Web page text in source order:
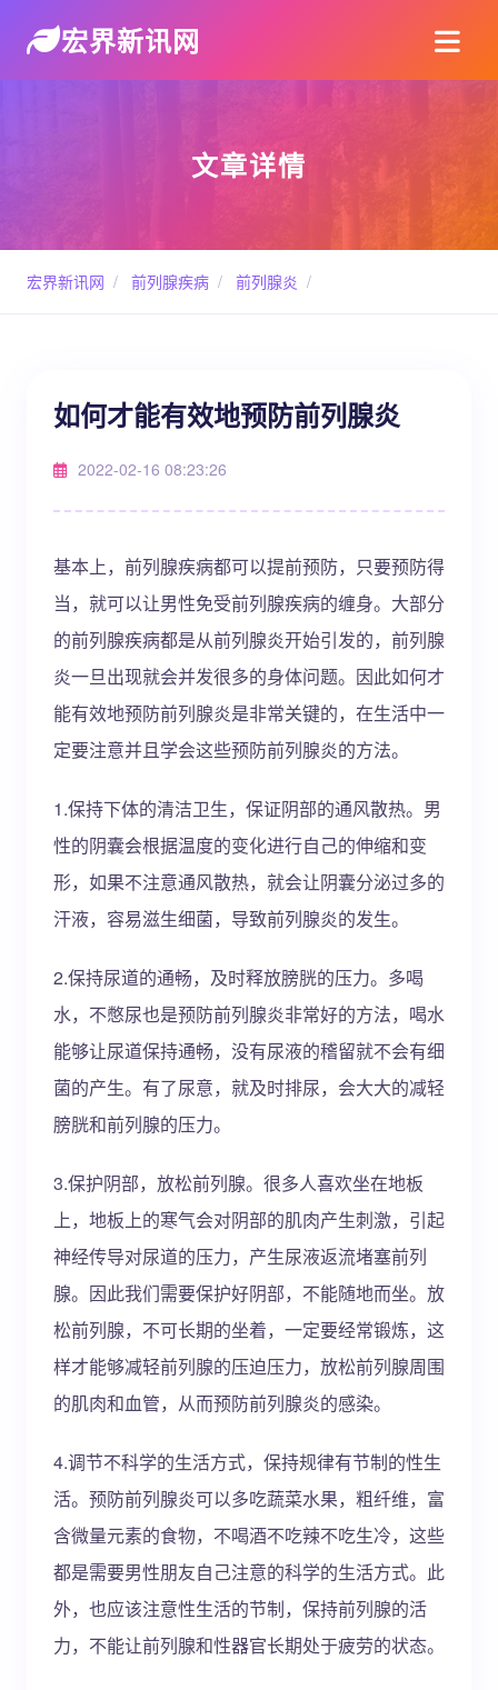
宏界新讯网
文章详情
宏界新讯网 / 前列腺疾病 / 前列腺炎 /
如何才能有效地预防前列腺炎
2022-02-16 08:23:26
基本上，前列腺疾病都可以提前预防，只要预防得
当，就可以让男性免受前列腺疾病的缠身。大部分
的前列腺疾病都是从前列腺炎开始引发的，前列腺
炎一旦出现就会并发很多的身体问题。因此如何才
能有效地预防前列腺炎是非常关键的，在生活中一
定要注意并且学会这些预防前列腺炎的方法。
1.保持下体的清洁卫生，保证阴部的通风散热。男
性的阴囊会根据温度的变化进行自己的伸缩和变
形，如果不注意通风散热，就会让阴囊分泌过多的
汗液，容易滋生细菌，导致前列腺炎的发生。
2.保持尿道的通畅，及时释放膀胱的压力。多喝
水，不憋尿也是预防前列腺炎非常好的方法，喝水
能够让尿道保持通畅，没有尿液的稽留就不会有细
菌的产生。有了尿意，就及时排尿，会大大的减轻
膀胱和前列腺的压力。
3.保护阴部，放松前列腺。很多人喜欢坐在地板
上，地板上的寒气会对阴部的肌肉产生刺激，引起
神经传导对尿道的压力，产生尿液返流堵塞前列
腺。因此我们需要保护好阴部，不能随地而坐。放
松前列腺，不可长期的坐着，一定要经常锻炼，这
样才能够减轻前列腺的压迫压力，放松前列腺周围
的肌肉和血管，从而预防前列腺炎的感染。
4.调节不科学的生活方式，保持规律有节制的性生
活。预防前列腺炎可以多吃蔬菜水果，粗纤维，富
含微量元素的食物，不喝酒不吃辣不吃生冷，这些
都是需要男性朋友自己注意的科学的生活方式。此
外，也应该注意性生活的节制，保持前列腺的活
力，不能让前列腺和性器官长期处于疲劳的状态。